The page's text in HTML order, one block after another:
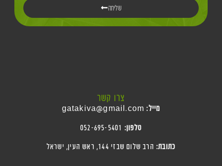
שליחה
צרו קשר
מייל: gatakiva@gmail.com
טלפון: 052-695-5401
כתובת: הרב שלום שבזי 144, ראש העין , ישראל